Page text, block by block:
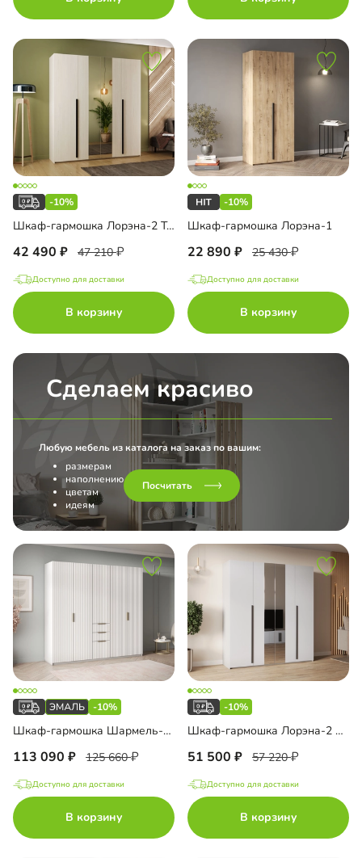
-10%
Шкаф-гармошка Лорэна-2 Тип 1
42 490 47 210
Доступно для доставки
В корзину
-10%
Шкаф-гармошка Лорэна-1
22 890 25 430
Доступно для доставки
В корзину
Сделаем красиво
Любую мебель из каталога на заказ по вашим:
размерам
наполнению
цветам
идеям
Посчитать
-10%
Шкаф-гармошка Шармель-3.3 Лайф Эмаль
113 090 125 660
Доступно для доставки
В корзину
-10%
Шкаф-гармошка Лорэна-2 Премиум Тип 1
51 500 57 220
Доступно для доставки
В корзину